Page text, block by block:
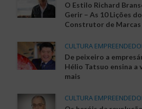
O Estilo Richard
Gerir – As 10 Lições
Construtor de Marcas
CULTURA
De peixeiro a
Hélio Tatsuo ensina a
mais
CULTURA